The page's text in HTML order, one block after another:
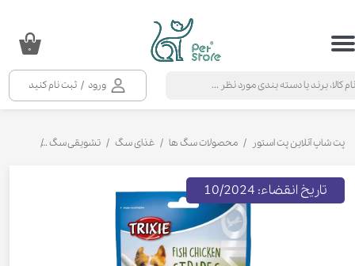
ورود / ثبت نام کنید
حساب کاربری من
خروج از حساب کاربری
۰
پت شاپ آنلاین پت استور محصولات سگ ها غذای سگ تشویقی سگ
تاریخ انقضاء: 10/2024